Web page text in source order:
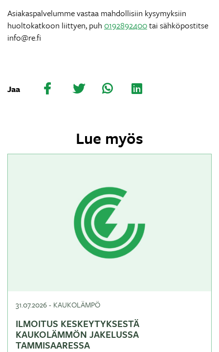
Asiakaspalvelumme vastaa mahdollisiin kysymyksiin
huoltokatkoon liittyen, puh 0192892400tai sähköpostitse
info@re.fi
Jaa
Lue myös
31.07.2026- KAUKOLÄMPÖ
ILMOITUS KESKEYTYKSESTÄ
KAUKOLÄMMÖN JAKELUSSA
TAMMISAARESSA